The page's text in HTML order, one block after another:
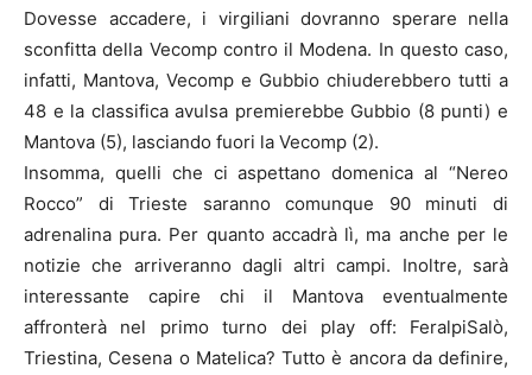
Dovesse accadere, i virgiliani dovranno sperare nella
sconfitta della Vecomp contro il Modena. In questo caso,
infatti, Mantova, Vecomp e Gubbio chiuderebbero tutti a
48 e la classifica avulsa premierebbe Gubbio (8 punti) e
Mantova (5), lasciando fuori la Vecomp (2).
Insomma, quelli che ci aspettano domenica al “Nereo
Rocco” di Trieste saranno comunque 90 minuti di
adrenalina pura. Per quanto accadrà lì, ma anche per le
notizie che arriveranno dagli altri campi. Inoltre, sarà
interessante capire chi il Mantova eventualmente
affronterà nel primo turno dei play off: FeralpiSalò,
Triestina, Cesena o Matelica? Tutto è ancora da definire,